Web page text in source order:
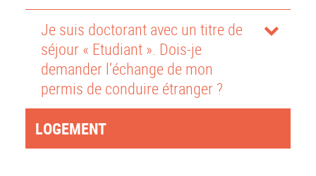
Je suis doctorant avec un titre de
séjour « Etudiant ». Dois-je
demander l’échange de mon
permis de conduire étranger ?
LOGEMENT